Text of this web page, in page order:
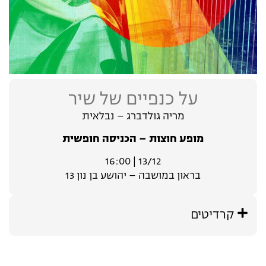
על כנפיים של שיר
מריה גולדברג – נבלאית
מופע חוצות – הכניסה חופשית
13/12 | 16:00
בראון במושבה – יהושע בן נון 13
קרדיטים